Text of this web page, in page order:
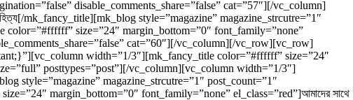
disable_comments_share=”false” cat=”57″][/vc_column]
mk_fancy_title][mk_blog style=”magazine” magazine_strcutre=”1″
color=”#ffffff” size=”24″ margin_bottom=”0″ font_family=”none”
cat=”60″][/vc_column][/vc_row][vc_row]
width=”1/3″][mk_fancy_title color=”#ffffff” size=”24″
posttypes=”post”][/vc_column][vc_column width=”1/3″]
style=”magazine” magazine_strcutre=”1″ post_count=”1″
margin_bottom=”0″ font_family=”none” el_class=”red”]আমাদের সাথে